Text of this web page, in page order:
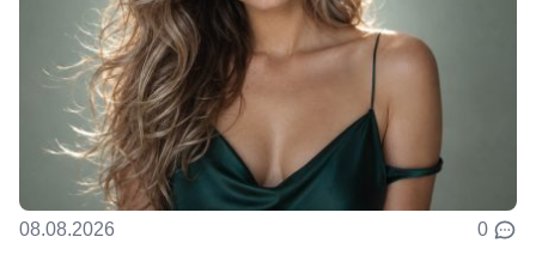
08.08.2026 0